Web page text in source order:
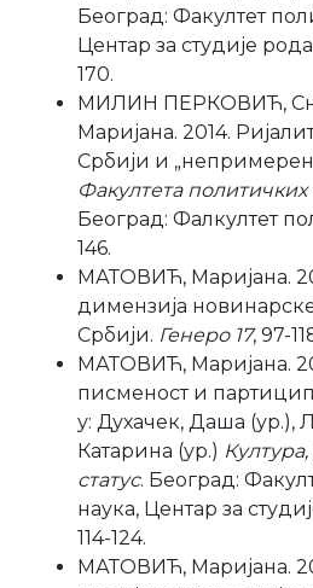
Београд: Факултет
Центар за студије
170.
МИЛИН ПЕРКОВИЋ,
Маријана. 2014.
Србији и „непримерен
Факултета политичких
Београд: Фалкултет
146.
МАТОВИЋ, Маријана.
димензија
Србији. Генеро 17, 97-
МАТОВИЋ, Маријана.
писменост и
у: Духачек, Даша (ур.),
Катарина (ур.)
статус. Београд:
наука, Центар за
114-124.
МАТОВИЋ, Маријана.